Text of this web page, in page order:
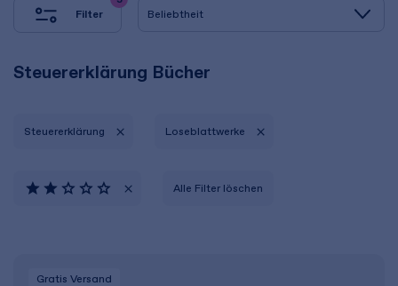
Filter
Steuererklärung Bücher
Steuererklärung Lose­blatt­werke
Alle Filter löschen
Gratis Versand